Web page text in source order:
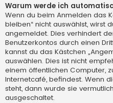
Warum werde ich
Wenn du beim Anmelden das
bleiben“ nicht auswählst, wirst
angemeldet. Dies verhindert
Benutzerkontos durch einen
kannst du das Kästchen
auswählen. Dies ist nicht
einem öffentlichen Computer,
Internetcafé, befindest. Wenn
steht, dann wurde sie
ausgeschaltet.